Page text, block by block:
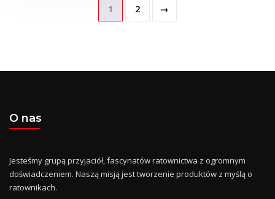
1 2 →
O nas
Jesteśmy grupą przyjaciół, fascynatów ratownictwa z ogromnym
doświadczeniem. Naszą misją jest tworzenie produktów z myślą o
ratownikach.